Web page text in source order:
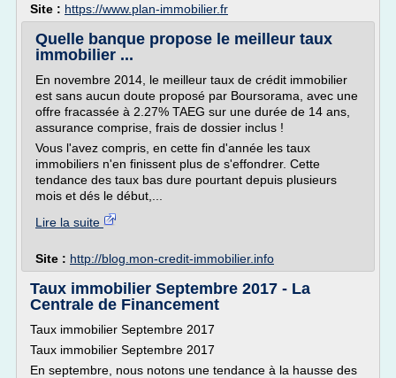
Site : https://www.plan-immobilier.fr
Quelle banque propose le meilleur taux
immobilier ...
En novembre 2014, le meilleur taux de crédit immobilier
est sans aucun doute proposé par Boursorama, avec une
offre fracassée à 2.27% TAEG sur une durée de 14 ans,
assurance comprise, frais de dossier inclus !
Vous l'avez compris, en cette fin d'année les taux
immobiliers n'en finissent plus de s'effondrer. Cette
tendance des taux bas dure pourtant depuis plusieurs
mois et dés le début,...
Lire la suite
Site : http://blog.mon-credit-immobilier.info
Taux immobilier Septembre 2017 - La
Centrale de Financement
Taux immobilier Septembre 2017
Taux immobilier Septembre 2017
En septembre, nous notons une tendance à la hausse des